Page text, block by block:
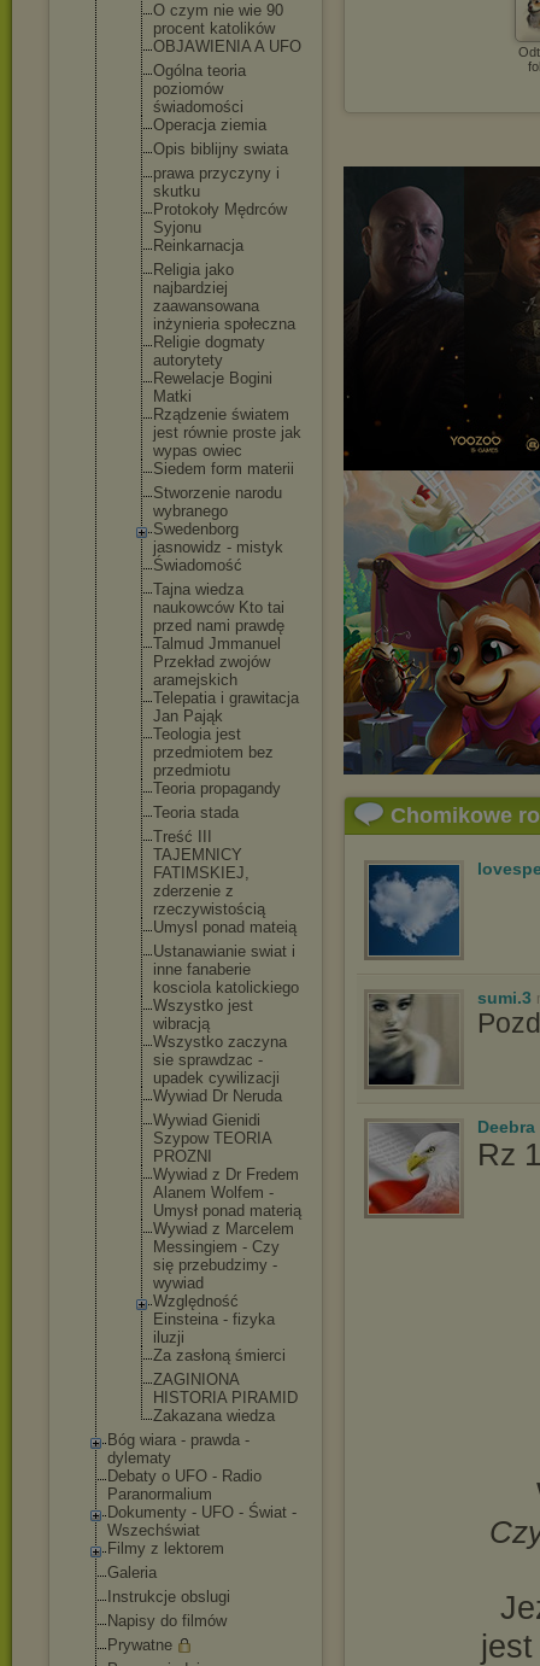
O czym nie wie 90
procent katolików
OBJAWIENIA A UFO
Ogólna teoria
poziomów
świadomości
Operacja ziemia
Opis biblijny swiata
prawa przyczyny i
skutku
Protokoły Mędrców
Syjonu
Reinkarnacja
Religia jako
najbardziej
zaawansowana
inżynieria społeczna
Religie dogmaty
autorytety
Rewelacje Bogini
Matki
Rządzenie światem
jest równie proste jak
wypas owiec
Siedem form materii
Stworzenie narodu
wybranego
Swedenborg
jasnowidz - mistyk
Świadomość
Tajna wiedza
naukowców Kto tai
przed nami prawdę
Talmud Jmmanuel
Przekład zwojów
aramejskich
Telepatia i grawitacja
Jan Pająk
Teologia jest
przedmiotem bez
przedmiotu
Teoria propagandy
Teoria stada
Treść III
TAJEMNICY
FATIMSKIEJ,
zderzenie z
rzeczywistością
Umysl ponad mateią
Ustanawianie swiat i
inne fanaberie
kosciola katolickiego
Wszystko jest
wibracją
Wszystko zaczyna
sie sprawdzac -
upadek cywilizacji
Wywiad Dr Neruda
Wywiad Gienidi
Szypow TEORIA
PROZNI
Wywiad z Dr Fredem
Alanem Wolfem -
Umysł ponad materią
Wywiad z Marcelem
Messingiem - Czy
się przebudzimy -
wywiad
Względność
Einsteina - fizyka
iluzji
Za zasłoną śmierci
ZAGINIONA
HISTORIA PIRAMID
Zakazana wiedza
Bóg wiara - prawda -
dylematy
Debaty o UFO - Radio
Paranormalium
Dokumenty - UFO - Świat -
Wszechświat
Filmy z lektorem
Galeria
Instrukcje obslugi
Napisy do filmów
Prywatne
Chomikowe
sumi.3
Deebra
Rz